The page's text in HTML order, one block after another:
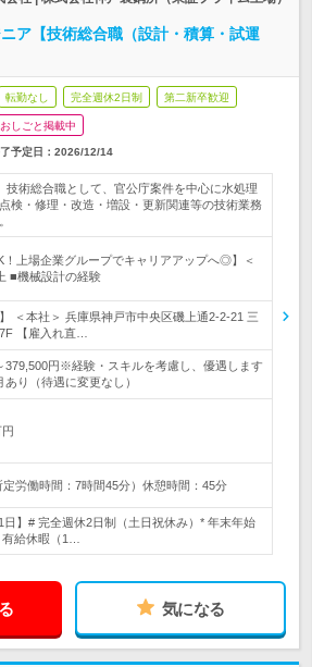
ア【技術総合職（設計・積算・試運
転勤なし 完全週休2日制 第二新卒歓迎
しごと掲載中
予定日： 2026/12/14
技術総合職として、官公庁案件を中心に水処理
検・修理・改造・増設・更新関連等の技術業務
！上場企業グループでキャリアアップへ◎】＜
■機械設計の経験
】 ＜本社＞ 兵庫県神戸市中央区磯上通2-2-21 三
【雇入れ直…
379,500円※経験・スキルを考慮し、優遇します
り（待遇に変更なし）
定労働時間：7時間45分）休憩時間：45分
日】# 完全週休2日制（土日祝休み）* 年末年始
給休暇（1…
気になる